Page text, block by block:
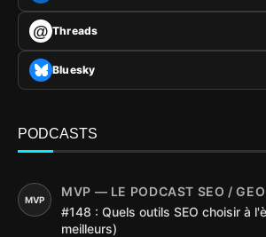
@ Threads
Bluesky
PODCASTS
MVP
MVP — LE PODCAST SEO / GEO
#148 : Quels outils SEO choisir à
meilleurs)